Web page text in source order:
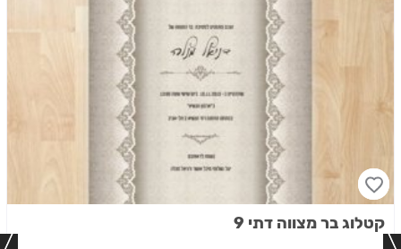
קטלוג בר מצווה דתי 9